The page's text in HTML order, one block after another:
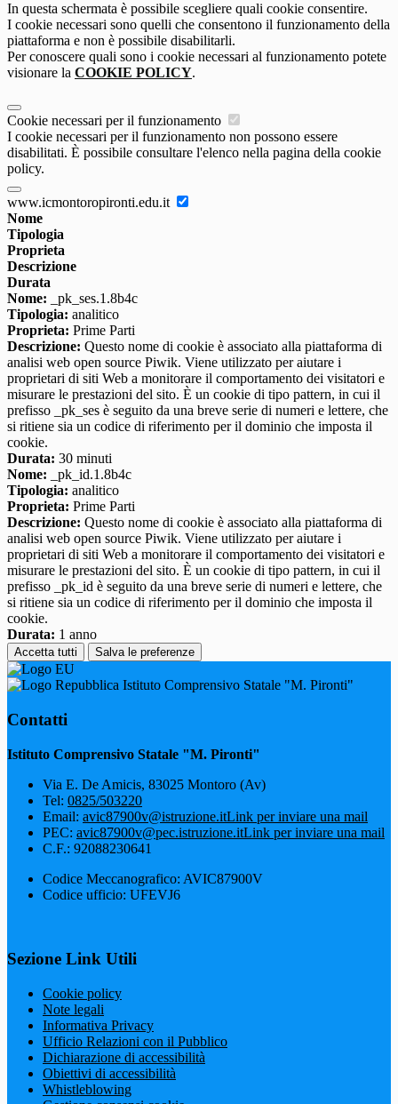
In questa schermata è possibile scegliere quali cookie consentire.
I cookie necessari sono quelli che consentono il funzionamento della
piattaforma e non è possibile disabilitarli.
Per conoscere quali sono i cookie necessari al funzionamento potete
visionare la COOKIE POLICY.
Cookie necessari per il funzionamento
I cookie necessari per il funzionamento non possono essere
disabilitati. È possibile consultare l'elenco nella pagina della cookie
policy.
www.icmontoropironti.edu.it
Nome
Tipologia
Proprieta
Descrizione
Durata
Nome: _pk_ses.1.8b4c
Tipologia: analitico
Proprieta: Prime Parti
Descrizione: Questo nome di cookie è associato alla piattaforma di
analisi web open source Piwik. Viene utilizzato per aiutare i
proprietari di siti Web a monitorare il comportamento dei visitatori e
misurare le prestazioni del sito. È un cookie di tipo pattern, in cui il
prefisso _pk_ses è seguito da una breve serie di numeri e lettere, che
si ritiene sia un codice di riferimento per il dominio che imposta il
cookie.
Durata: 30 minuti
Nome: _pk_id.1.8b4c
Tipologia: analitico
Proprieta: Prime Parti
Descrizione: Questo nome di cookie è associato alla piattaforma di
analisi web open source Piwik. Viene utilizzato per aiutare i
proprietari di siti Web a monitorare il comportamento dei visitatori e
misurare le prestazioni del sito. È un cookie di tipo pattern, in cui il
prefisso _pk_id è seguito da una breve serie di numeri e lettere, che
si ritiene sia un codice di riferimento per il dominio che imposta il
cookie.
Durata: 1 anno
Accetta tutti Salva le preferenze
Istituto Comprensivo Statale "M. Pironti"
Contatti
Istituto Comprensivo Statale "M. Pironti"
Via E. De Amicis, 83025 Montoro (Av)
Tel: 0825/503220
Email: avic87900v@istruzione.itLink per inviare una mail
PEC: avic87900v@pec.istruzione.itLink per inviare una mail
C.F.: 92088230641
Codice Meccanografico: AVIC87900V
Codice ufficio: UFEVJ6
Sezione Link Utili
Cookie policy
Note legali
Informativa Privacy
Ufficio Relazioni con il Pubblico
Dichiarazione di accessibilità
Obiettivi di accessibilità
Whistleblowing